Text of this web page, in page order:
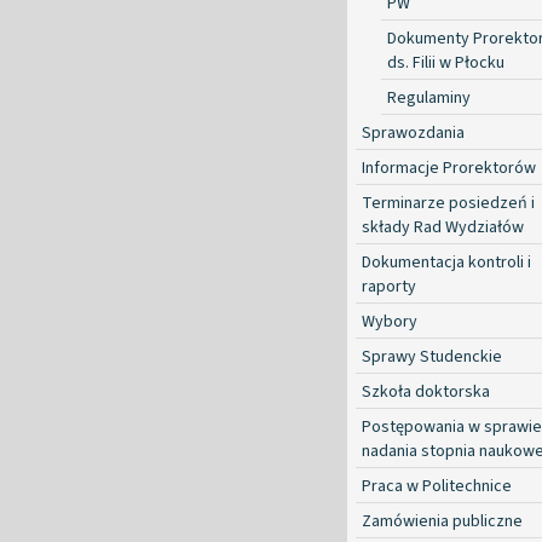
Dokumenty
ds. Filii w Płocku
Regulaminy
Sprawozdania
Informacje Prorektorów
Terminarze posiedzeń i
składy Rad Wydziałów
Dokumentacja kontroli i
raporty
Wybory
Sprawy Studenckie
Szkoła doktorska
Postępowania w sprawie
nadania stopnia
Praca w Politechnice
Zamówienia publiczne